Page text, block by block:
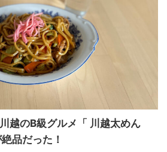
越のB級グルメ「 川越太めん
品だった！